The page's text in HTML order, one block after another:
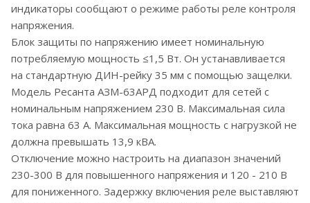
индикаторы сообщают о режиме работы реле контроля
напряжения.
Блок защиты по напряжению имеет номинальную
потребляемую мощность ≤1,5 Вт. Он устанавливается
на стандартную ДИН-рейку 35 мм с помощью защелки.
Модель Ресанта АЗМ-63АРД подходит для сетей с
номинальным напряжением 230 В. Максимальная сила
тока равна 63 А. Максимальная мощность с нагрузкой не
должна превышать 13,9 кВА.
Отключение можно настроить на диапазон значений
230-300 В для повышенного напряжения и 120 - 210 В
для пониженного. Задержку включения реле выставляют